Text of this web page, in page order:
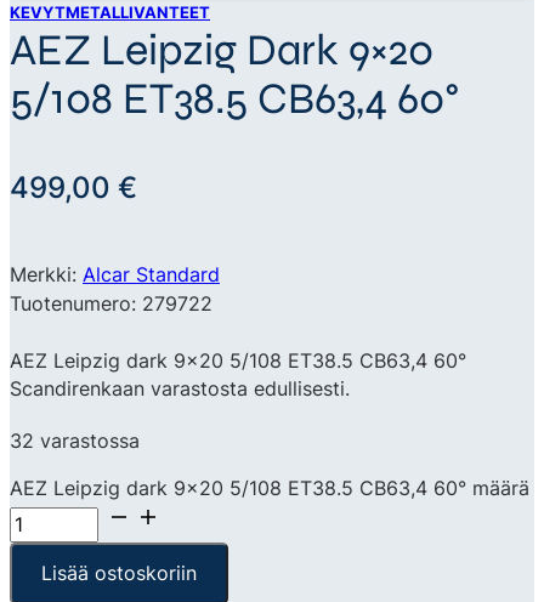
KEVYTMETALLIVANTEET
AEZ Leipzig Dark 9×20
5/108 ET38.5 CB63,4 60°
499,00 €
Merkki: Alcar Standard
Tuotenumero: 279722
AEZ Leipzig dark 9×20 5/108 ET38.5 CB63,4 60°
Scandirenkaan varastosta edullisesti.
32 varastossa
AEZ Leipzig dark 9x20 5/108 ET38.5 CB63,4 60° määrä
Lisää ostoskoriin